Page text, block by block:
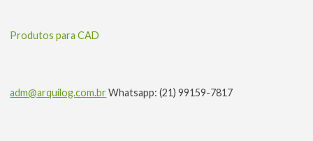
Produtos para CAD
adm@arquilog.com.brWhatsapp: (21) 99159-7817